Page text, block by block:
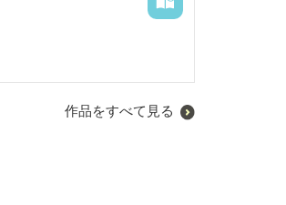
作品をすべて見る